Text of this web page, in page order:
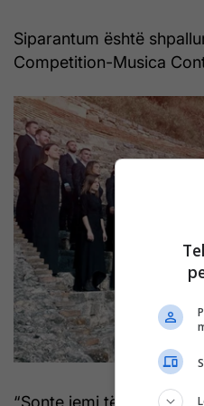
Siparantum është
Competition-Musica
“Sonte jemi të lumtur si